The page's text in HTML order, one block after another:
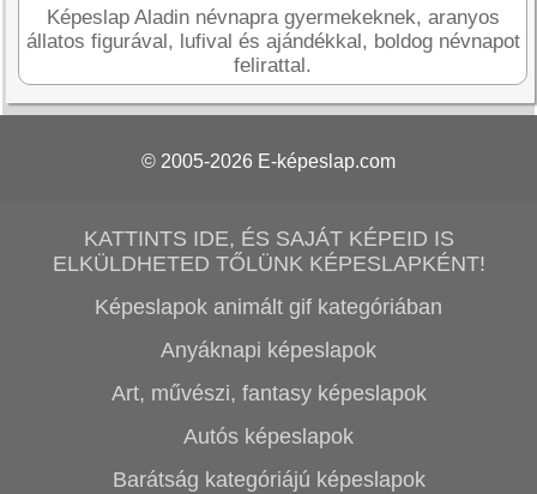
Képeslap Aladin névnapra gyermekeknek, aranyos
állatos figurával, lufival és ajándékkal, boldog névnapot
felirattal.
© 2005-2026 E-képeslap.com
KATTINTS IDE, ÉS SAJÁT KÉPEID IS
ELKÜLDHETED TŐLÜNK KÉPESLAPKÉNT!
Képeslapok animált gif kategóriában
Anyáknapi képeslapok
Art, művészi, fantasy képeslapok
Autós képeslapok
Barátság kategóriájú képeslapok